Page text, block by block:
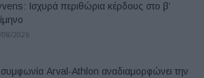
Iσχυρά περιθώρια κέρδους στο β’
08/2026
Arval-Athlon αναδιαμορφώνει την